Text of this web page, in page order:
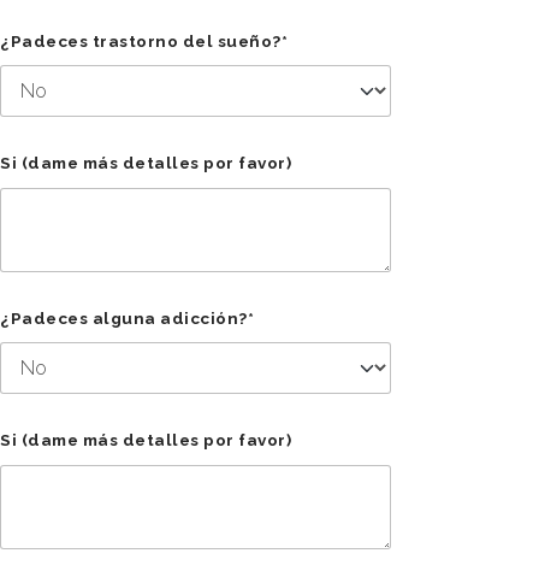
¿Padeces trastorno del sueño?*
Si (dame más detalles por favor)
¿Padeces alguna adicción?*
Si (dame más detalles por favor)